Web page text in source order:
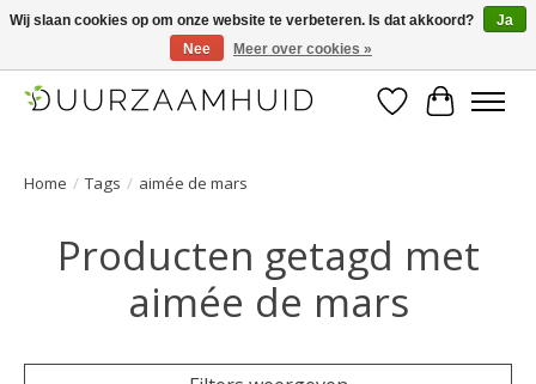
Duurzaamhuid, uw duurzame weg naar een mooie, gezonde huid.
Verlanglijst
Home / Tags / aimée de mars
Producten getagd met
aimée de mars
Wij slaan cookies op om onze website te verbeteren. Is dat akkoord?
Ja
Nee
Meer over cookies »